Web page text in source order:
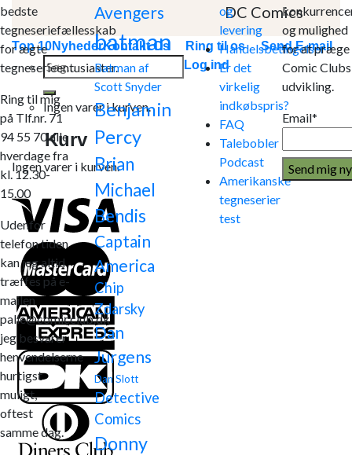
DC Comics
Top 10NyhederKontakt Os Ring til os Send E-mail
Søg
efter:
Log ind
Ingen varer i kurven.
Kurv
Ingen varer i kurven.
bedste
tegneseriefællesskab
for ægte
tegneserieentusiaster.
Ring til mig
på Tlf.nr. 71
94 55 70 alle
hverdage fra
kl. 12.30-
15.00
Udenfor
telefon tiden
kan jeg altid
træffes på e-
mailen
palle@comicclub.dk
jeg besvarer
henvendelserne
hurtigst
muligt,
oftest
samme dag.
Avengers
batman
Batman af
Scott Snyder
Benjamin
Percy
Brian
Michael
Bendis
Captain
America
Chip
Zdarsky
Dan
Jurgens
Dan Slott
Detective
Comics
Donny
og
levering
Handelsbetingelser
Er det
virkelig
indkøbspris?
FAQ
Talebobler
Podcast
Amerikanske
tegneserier
test
og mulighed
for at præge
Comic Clubs
udvikling.
Email*